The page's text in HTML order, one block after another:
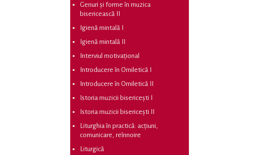
Genuri și forme în muzica
bisericească II
Igienă mintală I
Igienă mintală II
Interviul motivațional
Introducere în Omiletică I
Introducere în Omiletică II
Istoria muzicii bisericești I
Istoria muzicii bisericești II
Liturghia în practică: acțiuni,
comunicare, reînnoire
Liturgică